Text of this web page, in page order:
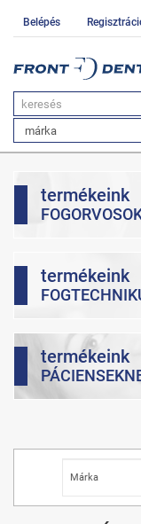
Belépés
termékeink
termékeink
termékeink